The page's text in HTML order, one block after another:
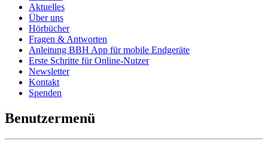
Aktuelles
Über uns
Hörbücher
Fragen & Antworten
Anleitung BBH App für mobile Endgeräte
Erste Schritte für Online-Nutzer
Newsletter
Kontakt
Spenden
Benutzermenü